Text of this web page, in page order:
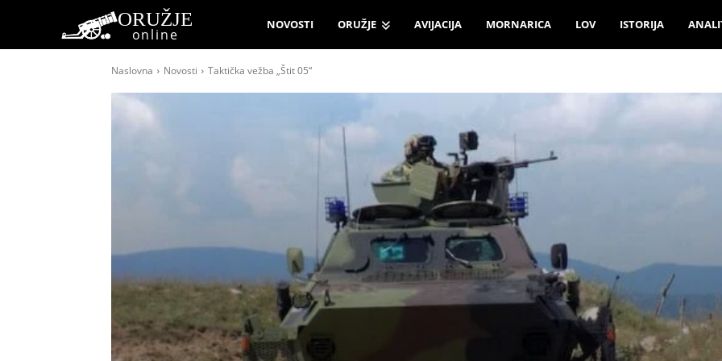
ORUŽJE
online
NOVOSTI ORUŽJE AVIJACIJA MORNARICA LOV ISTORIJA
Naslovna Novosti Taktička vežba „Štit 05“